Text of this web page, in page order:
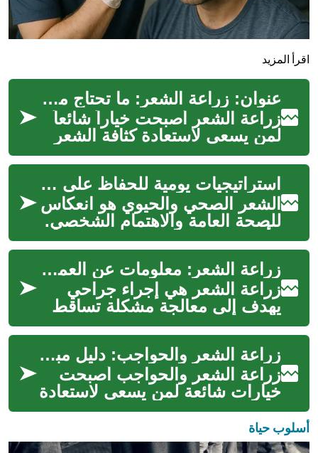
اقرأ المزيد
عنوان: زراعة الشعر: ما تحتاج معرفته عن العملية والنتائج الجمالية
زراعة الشعر أصبحت خياراً شائعاً
لمن يسعى لاستعادة كثافة الشعر
وتحسين المظهر العام، سواء على
فروة الرأس أو حتى للحواجب...
استراتيجيات يومية للحفاظ على شعر حيوي
الشعر الصحي والحيوي هو انعكاس
للصحة العامة والاهتمام الشخصي.
يتأثر مظهر الشعر بعوامل متعددة،
بدءًا من التغذية وحتى ال...
زراعة الشعر: معلومات عن العملية والتوقعات
زراعة الشعر هي إجراء جراحي
يهدف إلى معالجة مشكلة تساقط
الشعر والصلع عن طريق نقل
بصيلات من جزء في فروة الرأس
إلى مناطق...
زراعة الشعر والحواجب: دليل مبسّط للإجراء التجميلي والجمال
زراعة الشعر والحواجب أصبحت
خيارات شائعة لمن يسعى لاستعادة
مظهر كثيف وطبيعي، سواء بسبب
الصلع الوراثي أو فقدان الشعر
ال...
أسلوب حياة